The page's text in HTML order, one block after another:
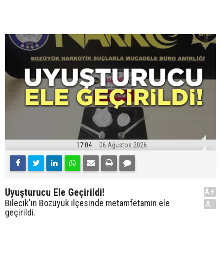
17:04 06 Ağustos 2026
Uyuşturucu Ele Geçirildi!
Bilecik'in Bozüyük ilçesinde metamfetamin ele
geçirildi.
A+
A-